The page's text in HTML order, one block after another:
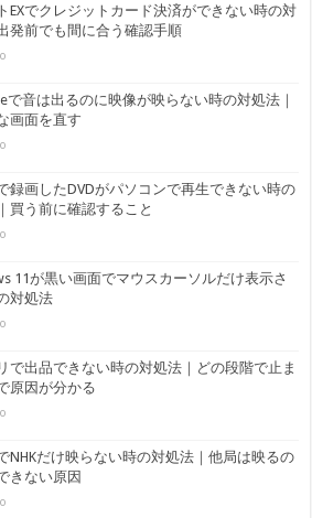
EXでクレジットカード決済ができない時の対
発前でも間に合う確認手順
で音は出るのに映像が映らない時の対処法｜
画面を直す
録画したDVDがパソコンで再生できない時の
買う前に確認すること
11が黒い画面でマウスカーソルだけ表示さ
対処法
で出品できない時の対処法｜どの段階で止ま
原因が分かる
NHKだけ映らない時の対処法｜他局は映るの
きない原因